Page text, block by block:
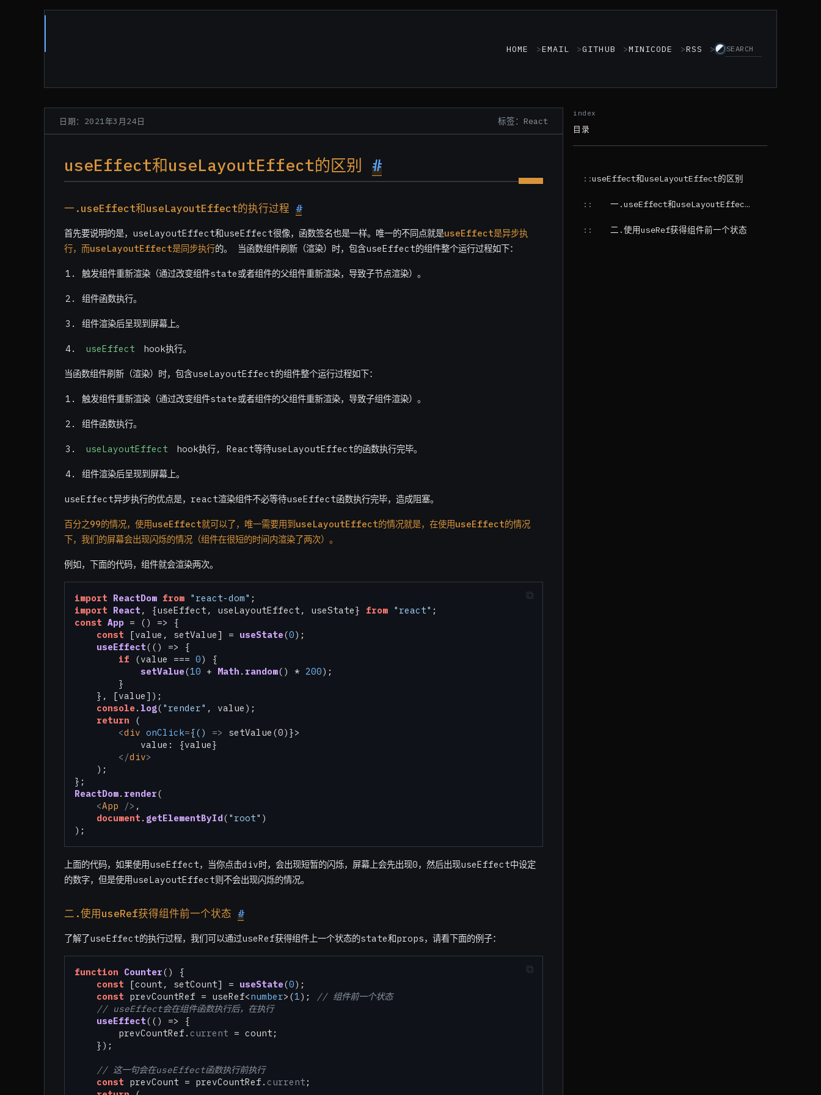
HOME EMAIL GITHUB MINICODE RSS
日期：2021年3月24日 标签：React
useEffect和useLayoutEffect的区别 #
一.useEffect和useLayoutEffect的执行过程 #
首先要说明的是，useLayoutEffect和useEffect很像，函数签名也是一样。唯一的不同点就是useEffect是异步执
行，而useLayoutEffect是同步执行的。 当函数组件刷新（渲染）时，包含useEffect的组件整个运行过程如下：
触发组件重新渲染（通过改变组件state或者组件的父组件重新渲染，导致子节点渲染）。
组件函数执行。
组件渲染后呈现到屏幕上。
useEffect hook执行。
当函数组件刷新（渲染）时，包含useLayoutEffect的组件整个运行过程如下：
触发组件重新渲染（通过改变组件state或者组件的父组件重新渲染，导致子组件渲染）。
组件函数执行。
useLayoutEffect hook执行, React等待useLayoutEffect的函数执行完毕。
组件渲染后呈现到屏幕上。
useEffect异步执行的优点是，react渲染组件不必等待useEffect函数执行完毕，造成阻塞。
百分之99的情况，使用useEffect就可以了，唯一需要用到useLayoutEffect的情况就是，在使用useEffect的情况
下，我们的屏幕会出现闪烁的情况（组件在很短的时间内渲染了两次）。
例如，下面的代码，组件就会渲染两次。
import ReactDom from "react-dom"
import React , {useEffect, useLayoutEffect, useState} from "react"
const App = ( ) => {
const [value, setValue] = useState(0);
useEffect( () =>
{
if (value === 0) {
setValue(10 + Math . random() * 200);
        }
    }, [value]);
console. log( "render" , value);
return (
<div onClick={() =>
setValue(0)}>
            value: {value}
</div>
);
ReactDom. render(
<App /> ,
document . getElementById( "root" )
上面的代码，如果使用useEffect，当你点击div时，会出现短暂的闪烁，屏幕上会先出现0，然后出现useEffect中设定
的数字，但是使用useLayoutEffect则不会出现闪烁的情况。
二.使用useRef获得组件前一个状态 #
了解了useEffect的执行过程，我们可以通过useRef获得组件上一个状态的state和props，请看下面的例子：
function Counter( ) {
const [count, setCount] = useState(0);
const prevCountRef = useRef<number>(1);
// 组件前一个状态
// useEffect会在组件函数执行后，在执行
useEffect( () =>
{
        prevCountRef.
current = count;
    });
// 这一句会在useEffect函数执行前执行
const prevCount = prevCountRef. current ;
目录
useEffect和useLayoutEffect的区别
一.useEffect和useLayoutEffect的执行过程
二.使用useRef获得组件前一个状态